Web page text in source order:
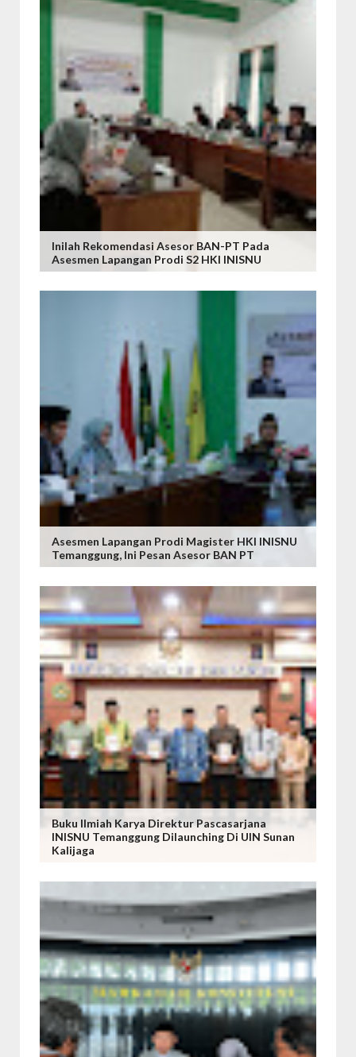
Inilah Rekomendasi Asesor BAN-PT Pada
Asesmen Lapangan Prodi S2 HKI INISNU
Asesmen Lapangan Prodi Magister HKI INISNU
Temanggung, Ini Pesan Asesor BAN PT
Buku Ilmiah Karya Direktur Pascasarjana
INISNU Temanggung Dilaunching Di UIN Sunan
Kalijaga